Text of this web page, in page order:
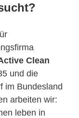
Clean
und die
im Bundesland
arbeiten wir:
leben in